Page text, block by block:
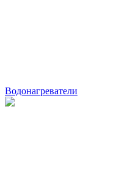
Водонагреватели